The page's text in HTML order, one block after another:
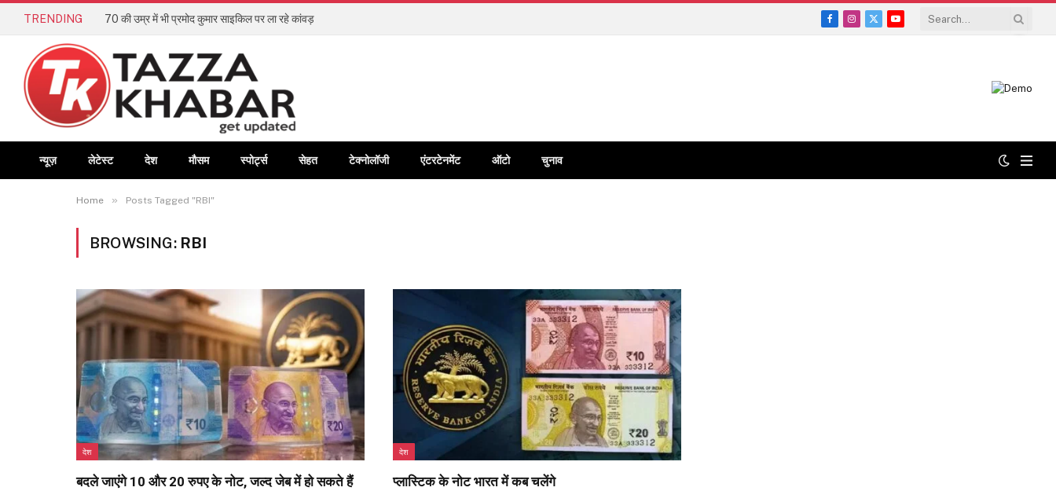
TRENDING 70 की उम्र में भी प्रमोद कुमार साइकिल पर ला रहे कांवड़
Facebook
Instagram
X
YouTube
न्यूज़ लेटेस्ट देश मौसम स्पोर्ट्स सेहत टेक्नोलॉजी एंटरटेनमेंट ऑटो चुनाव
Home » Posts Tagged "RBI"
BROWSING: RBI
देश
बदले जाएंगे 10 और 20 रुपए के नोट, जल्द जेब में हो सकते हैं
देश
प्लास्टिक के नोट भारत में कब चलेंगे